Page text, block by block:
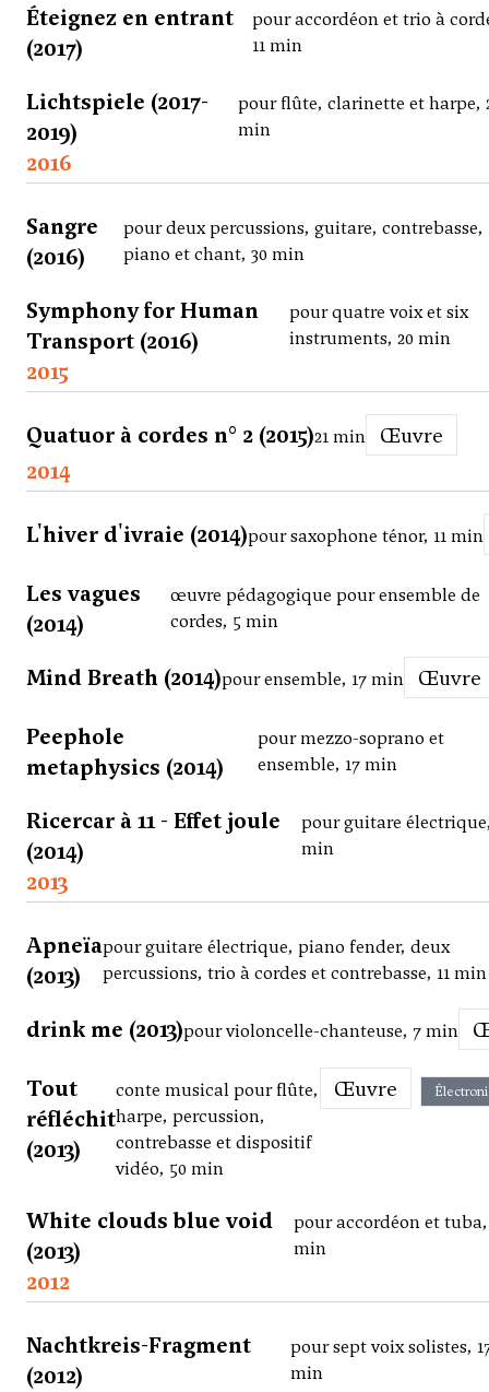
Éteignez en entrant
(2017)
pour accordéon et trio à
11 min
Lichtspiele (2017-
2019)
pour flûte, clarinette et harpe,
min
2016
Sangre
(2016)
pour deux percussions, guitare, contrebasse,
piano et chant, 30 min
Symphony for Human
Transport (2016)
pour quatre voix et six
instruments, 20 min
2015
Quatuor à cordes n° 2 (2015)21 min
Œuvre
2014
L'hiver d'ivraie (2014)pour saxophone ténor, 11 min
Les vagues
(2014)
œuvre pédagogique pour ensemble de
cordes, 5 min
Mind Breath (2014)pour ensemble, 17 min Œuvre
Peephole
metaphysics (2014)
pour mezzo-soprano et
ensemble, 17 min
Ricercar à 11 - Effet joule
(2014)
pour guitare
min
2013
Apneïa
(2013)
pour guitare électrique, piano fender, deux
percussions, trio à cordes et contrebasse, 11 min
drink me (2013)pour violoncelle-chanteuse, 7 min
Tout
réfléchit
(2013)
conte musical pour flûte,
harpe, percussion,
contrebasse et dispositif
vidéo, 50 min
Œuvre
White clouds blue void
(2013)
pour accordéon et tuba,
min
2012
Nachtkreis-Fragment
(2012)
pour sept voix solistes,
min